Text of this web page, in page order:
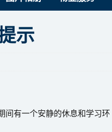
示
间有一个安静的休息和学习环